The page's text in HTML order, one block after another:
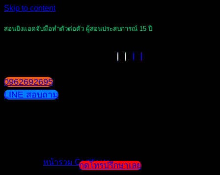
Skip to content
สอนยิงแอดจับมือทำตัวต่อตัว ผู้สอนประสบการณ์ 15 ปี
0962692695
LINE สอบถาม
หน้ารวม Certificateกดโทรปรึกษาเลย